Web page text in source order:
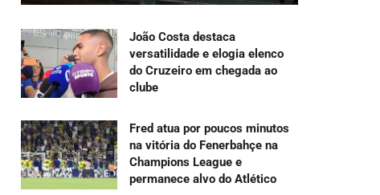
João Costa destaca
versatilidade e elogia elenco
do Cruzeiro em chegada ao
clube
Fred atua por poucos minutos
na vitória do Fenerbahçe na
Champions League e
permanece alvo do Atlético